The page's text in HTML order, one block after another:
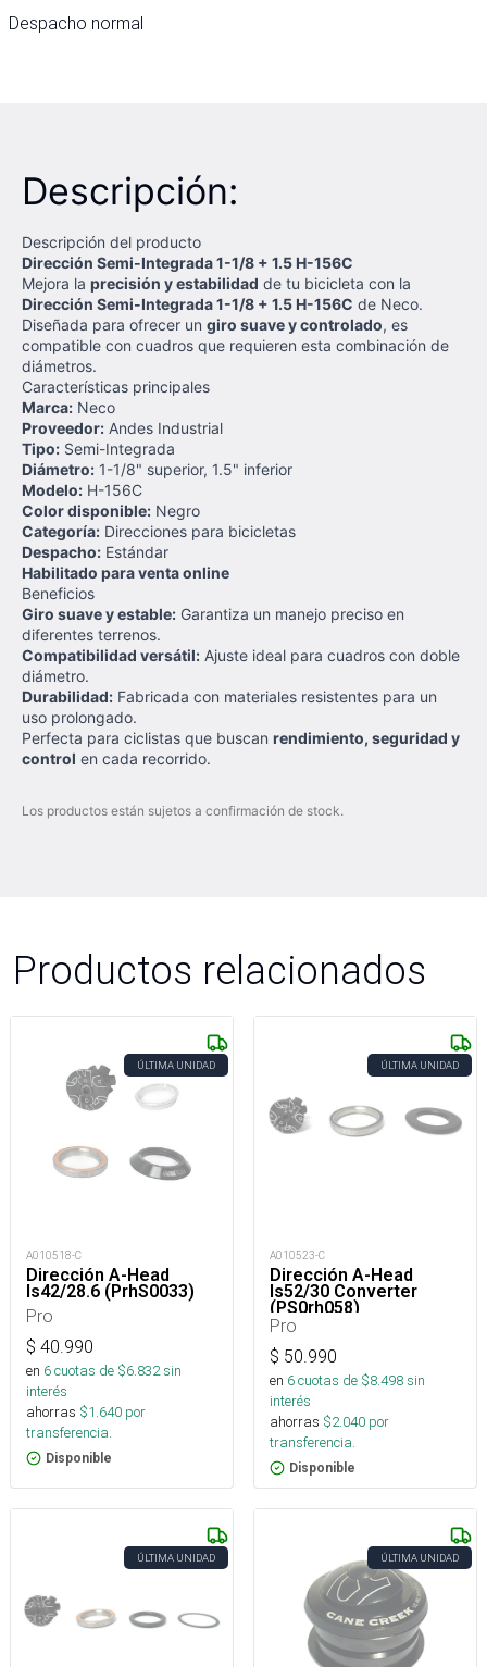
Despacho normal
Descripción:
Descripción del producto
Dirección Semi-Integrada 1-1/8 + 1.5 H-156C
Mejora la precisión y estabilidad de tu bicicleta con la
Dirección Semi-Integrada 1-1/8 + 1.5 H-156C de Neco.
Diseñada para ofrecer un giro suave y controlado, es
compatible con cuadros que requieren esta combinación de
diámetros.
Características principales
Marca: Neco
Proveedor: Andes Industrial
Tipo: Semi-Integrada
Diámetro: 1-1/8" superior, 1.5" inferior
Modelo: H-156C
Color disponible: Negro
Categoría: Direcciones para bicicletas
Despacho: Estándar
Habilitado para venta online
Beneficios
Giro suave y estable: Garantiza un manejo preciso en
diferentes terrenos.
Compatibilidad versátil: Ajuste ideal para cuadros con doble
diámetro.
Durabilidad: Fabricada con materiales resistentes para un
uso prolongado.
Perfecta para ciclistas que buscan rendimiento, seguridad y
control en cada recorrido.
Los productos están sujetos a confirmación de stock.
Productos relacionados
ÚLTIMA UNIDAD
A010518-C
Dirección A-Head
Is42/28.6 (PrhS0033)
Pro
$ 40.990
en 6cuotas de $6.832sin
interés
ahorras $1.640 por
transferencia.
Disponible
ÚLTIMA UNIDAD
A010523-C
Dirección A-Head
Is52/30 Converter
(PS0rh058)
Pro
$ 50.990
en 6cuotas de $8.498sin
interés
ahorras $2.040 por
transferencia.
Disponible
ÚLTIMA UNIDAD ÚLTIMA UNIDAD